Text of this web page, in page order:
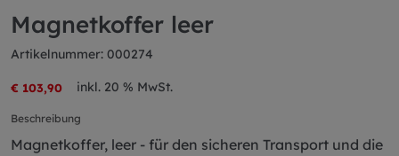
Magnetkoffer leer
Artikelnummer: 000274
€ 103,90 inkl. 20 % MwSt.
Beschreibung
Magnetkoffer, leer - für den sicheren Transport und die